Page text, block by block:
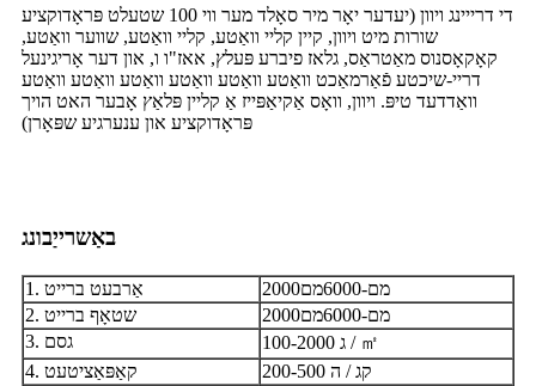
די דרייינג ויוון (יעדער יאָר מיר סאָלד מער ווי 100 שטעלט פּראָדוקציע
שורות מיט ויוון, קיין קליי וואַטע, קליי וואַטע, שווער וואַטע,
קאָקאָסנוס מאַטראַס, גלאז פיברע פּעלץ, אאז"ו ו, און דער אָריגינעל
דריי-שיכטע פֿאַרמאַכט וואַטע וואַטע וואַטע וואַטע וואַטע וואַטע
וואַדדעד טיפּ. ויוון, וואָס אַקיאַפּייז אַ קליין פּלאַץ אָבער האט הויך
פּראָדוקציע און ענערגיע שפּאָרן)
באַשרייַבונג
1. אַרבעט ברייט
2000מם-6000מם
2. שטאָף ברייט
2000מם-6000מם
3. גסם
100-2000 ג / ㎡
4. קאַפּאַציטעט
200-500 קג / ה